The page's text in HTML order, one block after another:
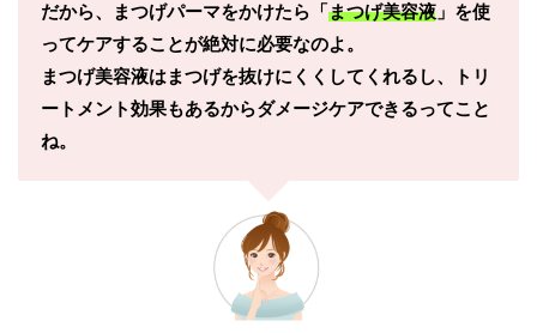
だから、まつげパーマをかけたら「 まつげ美容液 」を使
ってケアすることが絶対に必要なのよ。
まつげ美容液はまつげを抜けにくくしてくれるし、トリ
ートメント効果もあるからダメージケアできるってこと
ね。